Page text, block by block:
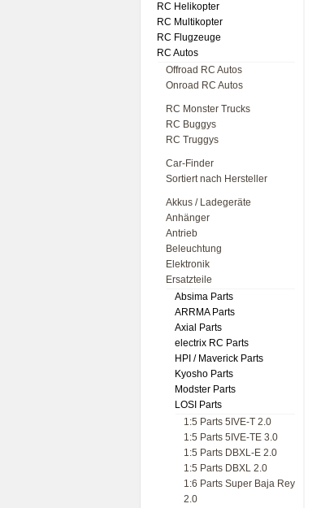
RC Helikopter
RC Multikopter
RC Flugzeuge
RC Autos
Offroad RC Autos
Onroad RC Autos
RC Monster Trucks
RC Buggys
RC Truggys
Car-Finder
Sortiert nach Hersteller
Akkus / Ladegeräte
Anhänger
Antrieb
Beleuchtung
Elektronik
Ersatzteile
Absima Parts
ARRMA Parts
Axial Parts
electrix RC Parts
HPI / Maverick Parts
Kyosho Parts
Modster Parts
LOSI Parts
1:5 Parts 5IVE-T 2.0
1:5 Parts 5IVE-TE 3.0
1:5 Parts DBXL-E 2.0
1:5 Parts DBXL 2.0
1:6 Parts Super Baja Rey
2.0